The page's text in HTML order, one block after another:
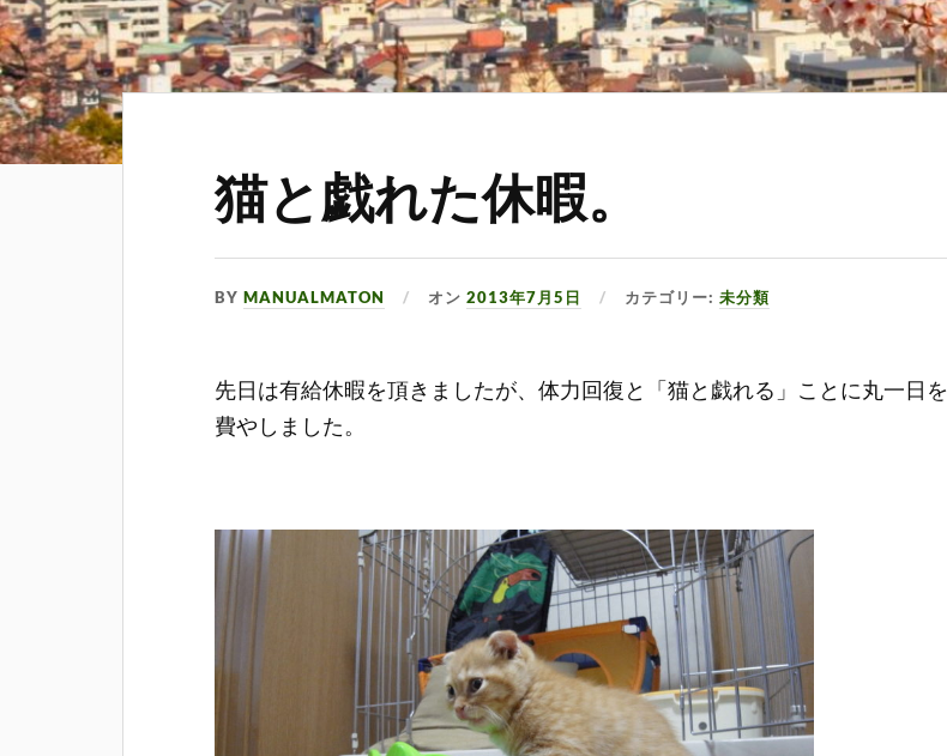
猫と戯れた休暇。
BYMANUALMATON オン2013年7月5日 カテゴリー:未分類
先日は有給休暇を頂きましたが、体力回復と「猫と戯れる」ことに丸一日を
費やしました。